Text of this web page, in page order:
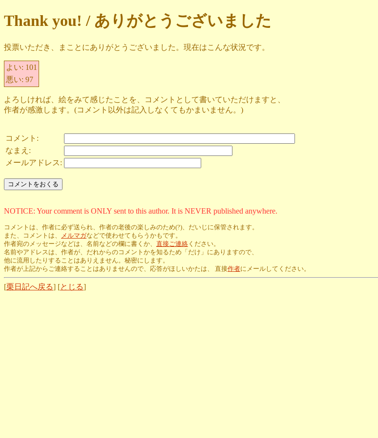
Thank you! / ありがとうございました
投票いただき、まことにありがとうございました。現在はこんな状況です。
よい: 101
悪い: 97
よろしければ、絵をみて感じたことを、コメントとして書いていただけますと、
作者が感激します。(コメント以外は記入しなくてもかまいません。)
コメント:
なまえ:
メールアドレス:
NOTICE: Your comment is ONLY sent to this author. It is NEVER published anywhere.
コメントは、作者に必ず送られ、作者の老後の楽しみのため(?)、だいじに保管されます。
また、コメントは、
メルマガなどで使わせてもらうかもです。
作者宛のメッセージなどは、名前などの欄に書くか、 直接ご連絡 ください。
名前やアドレスは、作者が、だれからのコメントかを知るため「だけ」にありますので、
他に流用したりすることはありえません。秘密にします。
作者が上記からご連絡することはありませんので、応答がほしいかたは、 直接作者にメールしてください。
[栗日記へ戻る] [とじる]